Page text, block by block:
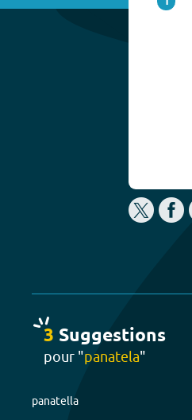
3 Suggestions
pour "panatela"
panatella